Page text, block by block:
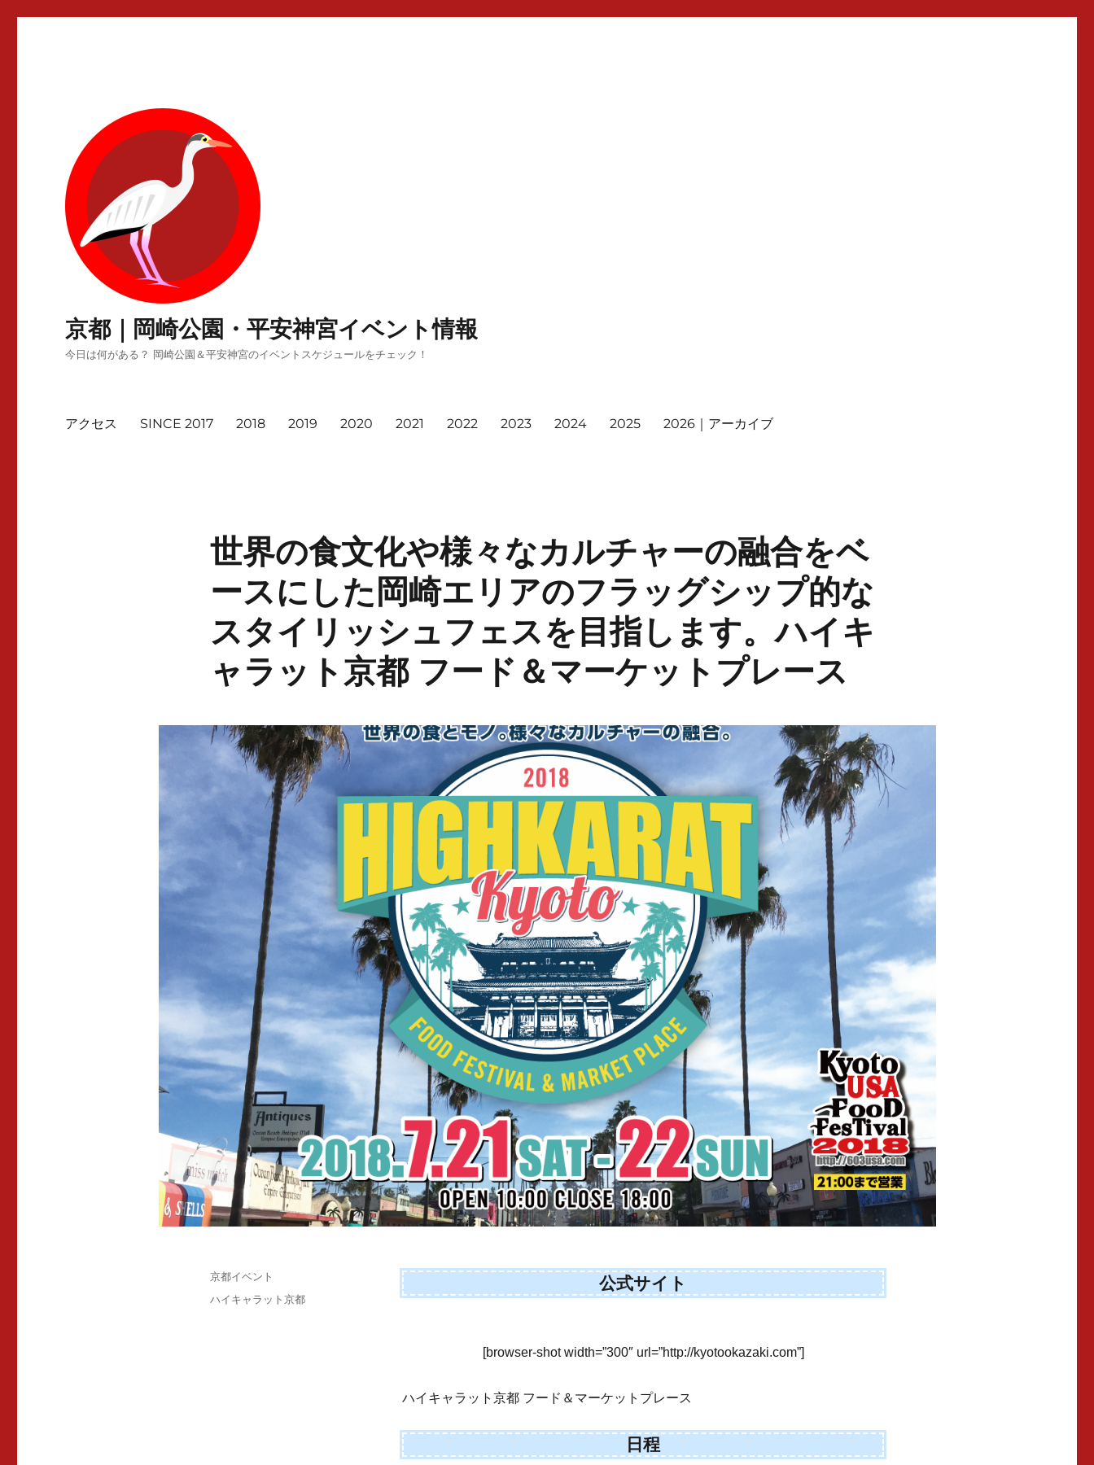
京都｜岡崎公園・平安神宮イベント情報
今日は何がある？ 岡崎公園＆平安神宮のイベントスケジュールをチェック！
アクセス SINCE 2017 2018 2019 2020 2021 2022 2023 2024 2025 2026｜アーカイブ
世界の食文化や様々なカルチャーの融合をベ
ースにした岡崎エリアのフラッグシップ的な
スタイリッシュフェスを目指します。ハイキ
ャラット京都 フード＆マーケットプレース
公式サイト
[browser-shot width=”300″ url=”http://kyotookazaki.com”]
ハイキャラット京都 フード＆マーケットプレース
日程
投
日:
カ
京都イベント
タ
ハイキャラット京都